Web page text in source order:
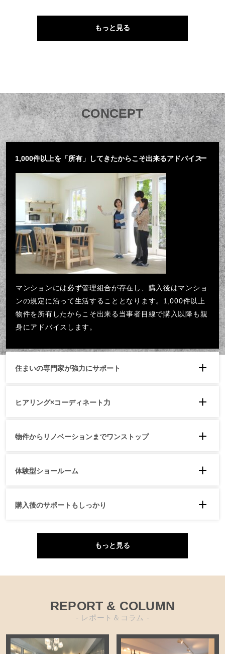
もっと見る
CONCEPT
- モヨリノホームの６つのこだわり -
1,000件以上を「所有」してきたからこそ出来るアドバイス
マンションには必ず管理組合が存在し、購入後はマンショ
ンの規定に沿って生活することとなります。1,000件以上
物件を所有したからこそ出来る当事者目線で購入以降も親
身にアドバイスします。
住まいの専門家が強力にサポート
ど、住まいに関する専門家とのコネクションもあるので、
ヒアリング×コーディネート力
毎日の暮らしから、理想のライフスタイル、将来のことな
どヒアリングしながら、プロの住まいコーディネーター
が、お客様にぴったりのマイホームを創ります。
物件からリノベーションまでワンストップ
体験型ショールーム
リノベーションを実際に見て、体感できるショールームを
完備。打ち合わせ専用ルームもあるので、担当者やコーデ
購入後のサポートもしっかり
住まいは探し始めて購入に至るまでの期間より、住んでい
る時間の方が圧倒的に長いです。住宅購入後の様々な悩み
もっと見る
REPORT & COLUMN
- レポート＆コラム -